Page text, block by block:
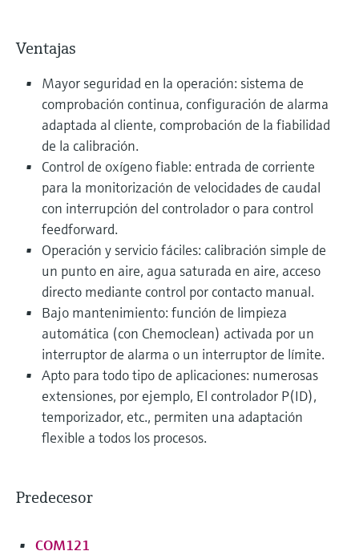
Ventajas
Mayor seguridad en la operación: sistema de
comprobación continua, configuración de alarma
adaptada al cliente, comprobación de la fiabilidad
de la calibración.
Control de oxígeno fiable: entrada de corriente
para la monitorización de velocidades de caudal
con interrupción del controlador o para control
feedforward.
Operación y servicio fáciles: calibración simple de
un punto en aire, agua saturada en aire, acceso
directo mediante control por contacto manual.
Bajo mantenimiento: función de limpieza
automática (con Chemoclean) activada por un
interruptor de alarma o un interruptor de límite.
Apto para todo tipo de aplicaciones: numerosas
extensiones, por ejemplo, El controlador P(ID),
temporizador, etc., permiten una adaptación
flexible a todos los procesos.
Predecesor
COM121